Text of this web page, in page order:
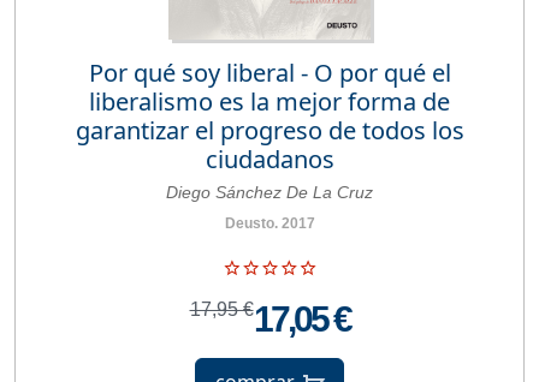
Por qué soy liberal - O por qué el
liberalismo es la mejor forma de
garantizar el progreso de todos los
ciudadanos
Diego Sánchez De La Cruz
Deusto. 2017
17,95 €17,05 €